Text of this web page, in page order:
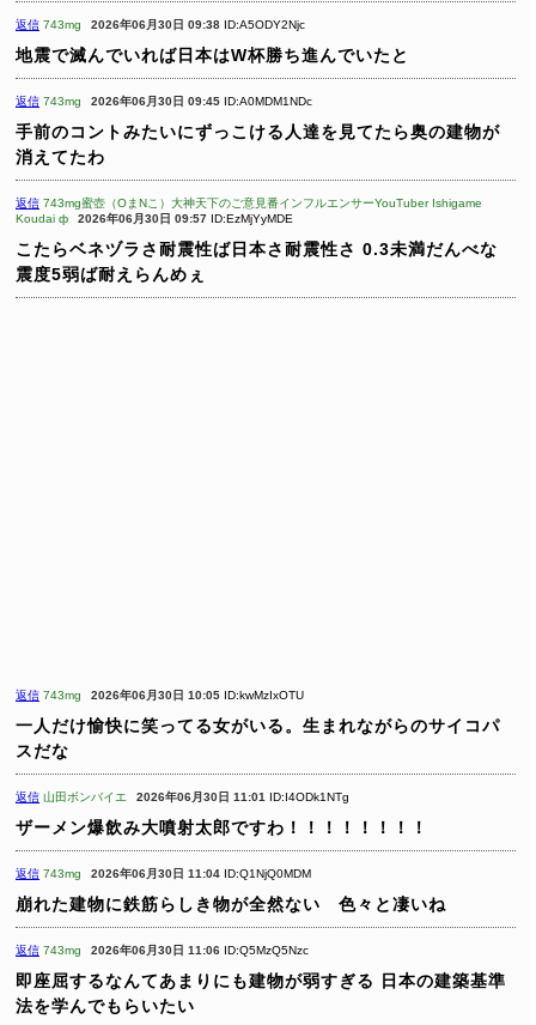
返信 743mg 2026年06月30日 09:38 ID:A5ODY2Njc
地震で滅んでいれば日本はW杯勝ち進んでいたと
返信 743mg 2026年06月30日 09:45 ID:A0MDM1NDc
手前のコントみたいにずっこける人達を見てたら奥の建物が
消えてたわ
返信 743mg蜜壺（OまNこ）大神天下のご意見番インフルエンサーYouTuber Ishigame
Koudai ф
2026年06月30日 09:57 ID:EzMjYyMDE
こたらベネヅラさ耐震性ば日本さ耐震性さ 0.3未満だんべな
震度5弱ば耐えらんめぇ
返信 743mg 2026年06月30日 10:05 ID:kwMzIxOTU
一人だけ愉快に笑ってる女がいる。生まれながらのサイコパ
スだな
返信 山田ボンバイエ 2026年06月30日 11:01 ID:I4ODk1NTg
ザーメン爆飲み大噴射太郎ですわ！！！！！！！！
返信 743mg 2026年06月30日 11:04 ID:Q1NjQ0MDM
崩れた建物に鉄筋らしき物が全然ない 色々と凄いね
返信 743mg 2026年06月30日 11:06 ID:Q5MzQ5Nzc
即座屈するなんてあまりにも建物が弱すぎる
日本の建築基準
法を学んでもらいたい